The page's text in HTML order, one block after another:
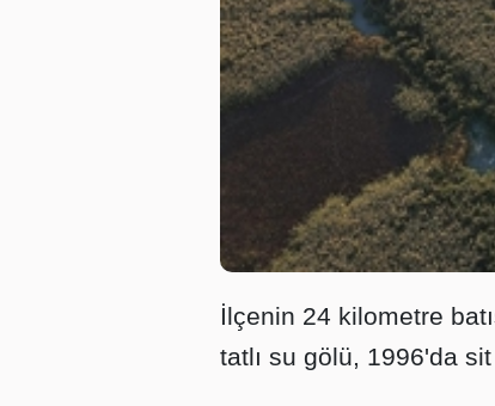
İlçenin 24 kilometre
tatlı su gölü, 1996'da